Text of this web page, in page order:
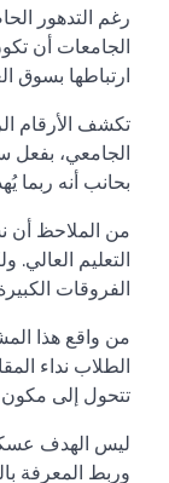
رغم التدهور
الجامعات أن
ارتباطها بسوق
تكشف الأرقام
الجامعي، بفعل
بحانب أنه ربما
من الملاحظ أن
التعليم
الفروقات
من واقع هذا
الطلاب نداء
تتحول إلى مكون
ليس الهدف
وربط المعرفة